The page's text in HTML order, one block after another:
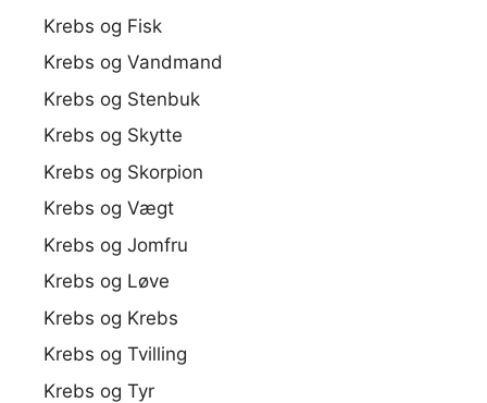
Krebs og Fisk
Krebs og Vandmand
Krebs og Stenbuk
Krebs og Skytte
Krebs og Skorpion
Krebs og Vægt
Krebs og Jomfru
Krebs og Løve
Krebs og Krebs
Krebs og Tvilling
Krebs og Tyr